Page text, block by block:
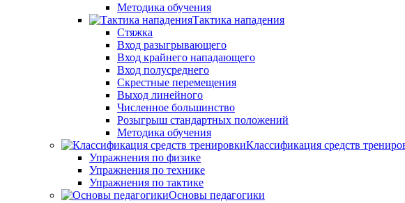
Методика обучения
Тактика нападения
Стяжка
Вход разыгрывающего
Вход крайнего нападающего
Вход полусреднего
Скрестные перемещения
Выход линейного
Численное большинство
Розыгрыш стандартных положений
Методика обучения
Классификация средств
Упражнения по физике
Упражнения по технике
Упражнения по тактике
Основы педагогики